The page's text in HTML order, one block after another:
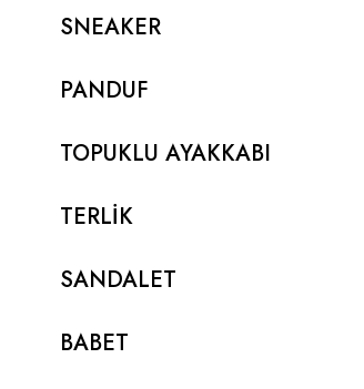
SNEAKER
PANDUF
TOPUKLU AYAKKABI
TERLİK
SANDALET
BABET